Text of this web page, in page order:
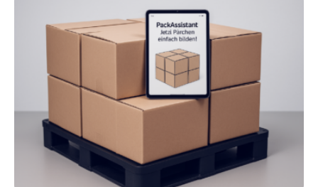
Die zugrunde liegende Methodik lässt sich auf alle
anderen Maschinen übertragen. Eine Falzmaschine
umzurüsten ist ein Job für echte Profis. Eine solche
Maschine faltet in Druckereien Broschüren, Prospekte,
Landkarten und vieles mehr – mehrere Zehntausend
Exemplare pro Stunde. Je nach Maschinentyp und
Auftrag kann das Umrüsten…